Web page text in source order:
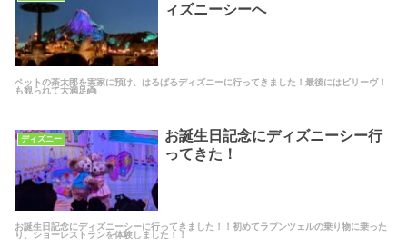
ィズニーシーへ
ペットの茶太郎を実家に預け、はるばるディズニーに行ってきました！最後にはビリーヴ！
も観られて大満足👼
ディズニー
お誕生日記念にディズニーシー行
ってきた！
お誕生日記念にディズニーシーに行ってきました！！初めてラプンツェルの乗り物に乗った
り、ショーレストランを体験しました！！